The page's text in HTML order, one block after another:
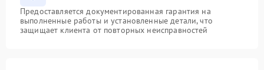
Предоставляется документированная гарантия на
выполненные работы и установленные детали, что
защищает клиента от повторных неисправностей